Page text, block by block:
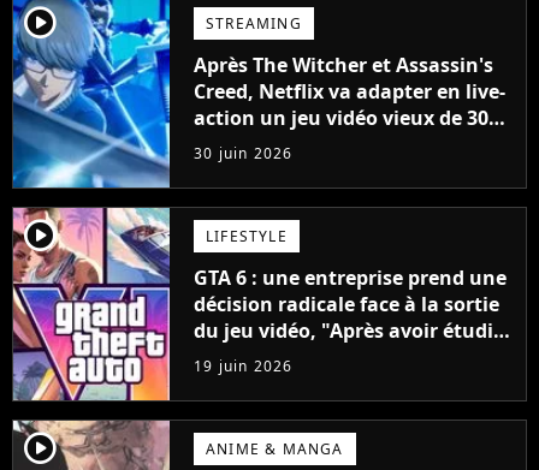
player2 STREAMING
Après The Witcher et Assassin's
Creed, Netflix va adapter en live-
action un jeu vidéo vieux de 30
ans
30 juin 2026
player2 LIFESTYLE
GTA 6 : une entreprise prend une
décision radicale face à la sortie
du jeu vidéo, "Après avoir étudié
plusieurs conflits..."
19 juin 2026
player2 ANIME & MANGA